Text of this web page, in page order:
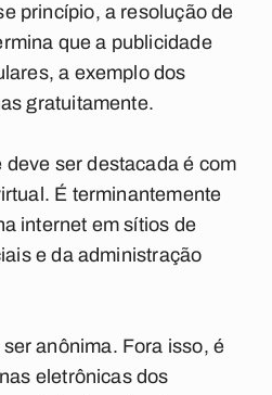
princípio, a resolução de
que a publicidade
a exemplo dos
gratuitamente.
ser destacada é com
É terminantemente
internet em sítios de
e da administração
anônima. Fora isso, é
eletrônicas dos